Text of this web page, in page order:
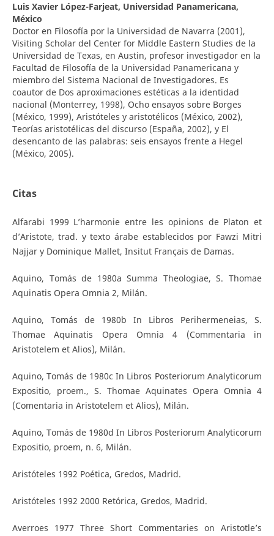
Luis Xavier López-Farjeat, Universidad Panamericana,
México
Doctor en Filosofía por la Universidad de Navarra (2001),
Visiting Scholar del Center for Middle Eastern Studies de la
Universidad de Texas, en Austin, profesor investigador en la
Facultad de Filosofía de la Universidad Panamericana y
miembro del Sistema Nacional de Investigadores. Es
coautor de Dos aproximaciones estéticas a la identidad
nacional (Monterrey, 1998), Ocho ensayos sobre Borges
(México, 1999), Aristóteles y aristotélicos (México, 2002),
Teorías aristotélicas del discurso (España, 2002), y El
desencanto de las palabras: seis ensayos frente a Hegel
(México, 2005).
Citas
Alfarabi 1999 L’harmonie entre les opinions de Platon et
d’Aristote, trad. y texto árabe establecidos por Fawzi Mitri
Najjar y Dominique Mallet, Insitut Français de Damas.
Aquino, Tomás de 1980a Summa Theologiae, S. Thomae
Aquinatis Opera Omnia 2, Milán.
Aquino, Tomás de 1980b In Libros Perihermeneias, S.
Thomae Aquinatis Opera Omnia 4 (Commentaria in
Aristotelem et Alios), Milán.
Aquino, Tomás de 1980c In Libros Posteriorum Analyticorum
Expositio, proem., S. Thomae Aquinates Opera Omnia 4
(Comentaria in Aristotelem et Alios), Milán.
Aquino, Tomás de 1980d In Libros Posteriorum Analyticorum
Expositio, proem, n. 6, Milán.
Aristóteles 1992 Poética, Gredos, Madrid.
Aristóteles 1992 2000 Retórica, Gredos, Madrid.
Averroes 1977 Three Short Commentaries on Aristotle’s